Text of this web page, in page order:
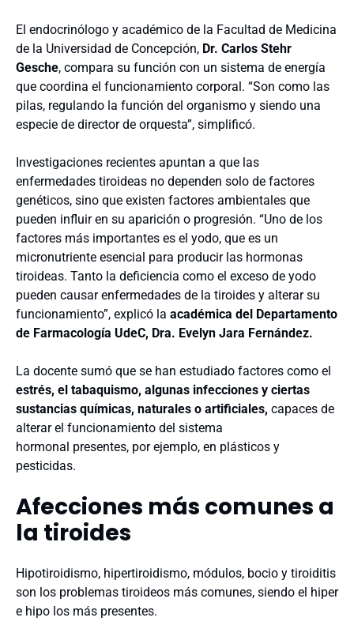
El endocrinólogo y académico de la Facultad de Medicina
de la Universidad de Concepción, Dr. Carlos Stehr
Gesche, compara su función con un sistema de energía
que coordina el funcionamiento corporal. “Son como las
pilas, regulando la función del organismo y siendo una
especie de director de orquesta”, simplificó.
Investigaciones recientes apuntan a que las
enfermedades tiroideas no dependen solo de factores
genéticos, sino que existen factores ambientales que
pueden influir en su aparición o progresión. “Uno de los
factores más importantes es el yodo, que es un
micronutriente esencial para producir las hormonas
tiroideas. Tanto la deficiencia como el exceso de yodo
pueden causar enfermedades de la tiroides y alterar su
funcionamiento”, explicó la académica del Departamento
de Farmacología UdeC, Dra. Evelyn Jara Fernández.
La docente sumó que se han estudiado factores como el
estrés, el tabaquismo, algunas infecciones y ciertas
sustancias químicas, naturales o artificiales, capaces de
alterar el funcionamiento del sistema
hormonal presentes, por ejemplo, en plásticos y
pesticidas.
Afecciones más comunes a
la tiroides
Hipotiroidismo, hipertiroidismo, módulos, bocio y tiroiditis
son los problemas tiroideos más comunes, siendo el hiper
e hipo los más presentes.